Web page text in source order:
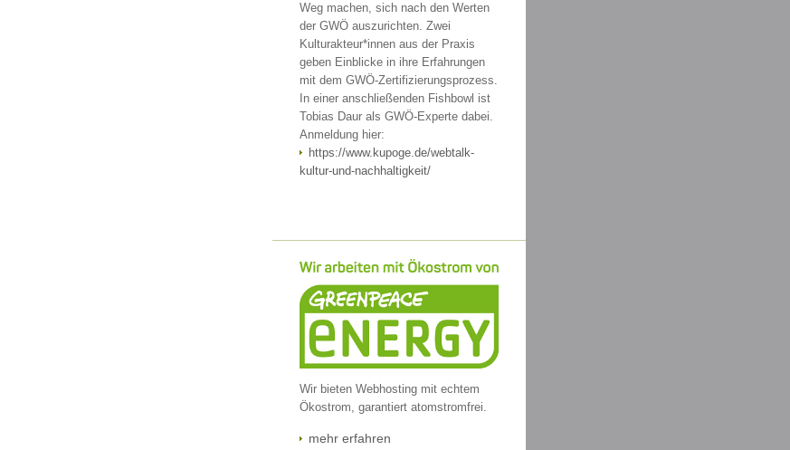
Weg machen, sich nach den Werten
der GWÖ auszurichten. Zwei
Kulturakteur*innen aus der Praxis
geben Einblicke in ihre Erfahrungen
mit dem GWÖ-Zertifizierungsprozess.
In einer anschließenden Fishbowl ist
Tobias Daur als GWÖ-Experte dabei.
Anmeldung hier:
https://www.kupoge.de/webtalk-
kultur-und-nachhaltigkeit/
Wir bieten Webhosting mit echtem
Ökostrom, garantiert atomstromfrei.
mehr erfahren